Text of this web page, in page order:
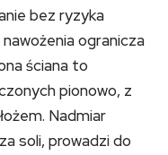
bez ryzyka
ogranicza
ściana to
pionowo, z
Nadmiar
soli, prowadzi do